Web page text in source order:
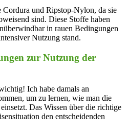
und Ripstop-Nylon, da sie
sind. Diese Stoffe haben
in rauen Bedingungen
Nutzung stand.
zur Nutzung der
Ich habe damals an
um zu lernen, wie man die
Das Wissen über die richtige
den entscheidenden